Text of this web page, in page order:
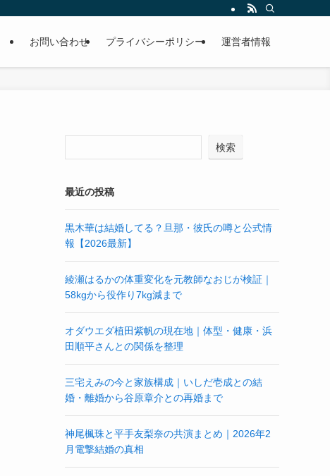
お問い合わせ プライバシーポリシー 運営者情報
検索
最近の投稿
黒木華は結婚してる？旦那・彼氏の噂と公式情
報【2026最新】
綾瀬はるかの体重変化を元教師なおじが検証｜
58kgから役作り7kg減まで
オダウエダ植田紫帆の現在地｜体型・健康・浜
田順平さんとの関係を整理
三宅えみの今と家族構成｜いしだ壱成との結
婚・離婚から谷原章介との再婚まで
神尾楓珠と平手友梨奈の共演まとめ｜2026年2
月電撃結婚の真相